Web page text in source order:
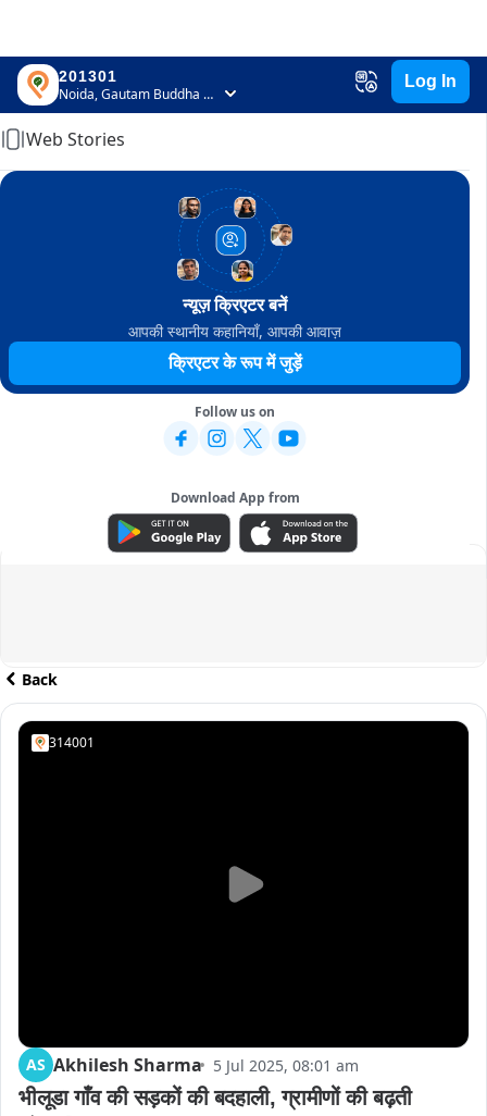
201301
Noida, Gautam Buddha Nagar, Uttar Pradesh
Log In
Home
Web Stories
न्यूज़ क्रिएटर बनें
आपकी स्थानीय कहानियाँ, आपकी आवाज़
क्रिएटर के रूप में जुड़ें
Follow us on
Download App from
ADVERTISEMENT
Back
314001
AS Akhilesh Sharma 5 Jul 2025, 08:01 am
भीलूडा गाँव की सड़कों की बदहाली, ग्रामीणों की बढ़ती